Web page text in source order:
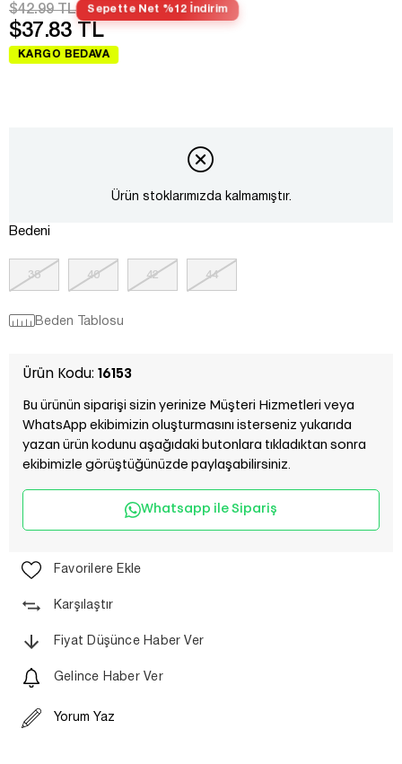
$42.99 TL Sepette Net %12 İndirim
$37.83 TL
KARGO BEDAVA
Ürün stoklarımızda kalmamıştır.
Bedeni
38 40 42 44
Beden Tablosu
Ürün Kodu: 16153
Bu ürünün siparişi sizin yerinize Müşteri Hizmetleri veya
WhatsApp ekibimizin oluşturmasını isterseniz yukarıda
yazan ürün kodunu aşağıdaki butonlara tıkladıktan sonra
ekibimizle görüştüğünüzde paylaşabilirsiniz.
Whatsapp ile Sipariş
Favorilere Ekle
Karşılaştır
Fiyat Düşünce Haber Ver
Gelince Haber Ver
Yorum Yaz